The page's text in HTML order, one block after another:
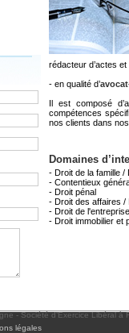
rédacteur d’actes
- en qualité d’
Il est composé
compétences
nos clients dans
Domaines
- Droit de la famille /
- Contentieux
- Droit pénal
- Droit des affaires /
- Droit de
- Droit immobilier et
- Société d’Exercice Libéral
légales